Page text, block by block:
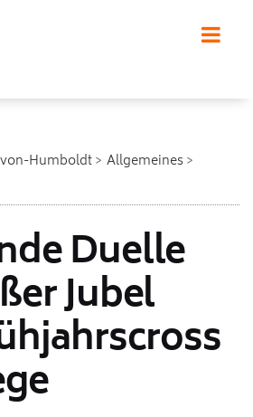
Humboldt
Allgemeines
Duelle
Jubel